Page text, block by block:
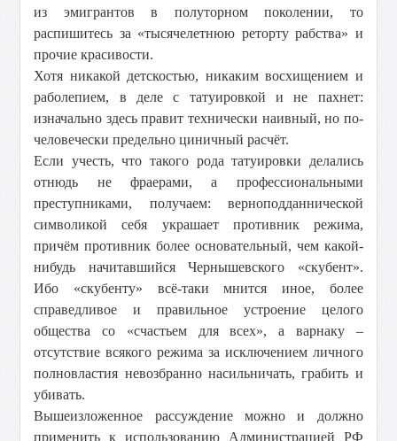
из эмигрантов в полуторном поколении, то
распишитесь за «тысячелетнюю реторту рабства» и
прочие красивости.
Хотя никакой детскостью, никаким восхищением и
раболепием, в деле с татуировкой и не пахнет:
изначально здесь правит технически наивный, но по-
человечески предельно циничный расчёт.
Если учесть, что такого рода татуировки делались
отнюдь не фраерами, а профессиональными
преступниками, получаем: верноподданнической
символикой себя украшает противник режима,
причём противник более основательный, чем какой-
нибудь начитавшийся Чернышевского «скубент».
Ибо «скубенту» всё-таки мнится иное, более
справедливое и правильное устроение целого
общества со «счастьем для всех», а варнаку –
отсутствие всякого режима за исключением личного
полновластия невозбранно насильничать, грабить и
убивать.
Вышеизложенное рассуждение можно и должно
применить к использованию Администрацией РФ